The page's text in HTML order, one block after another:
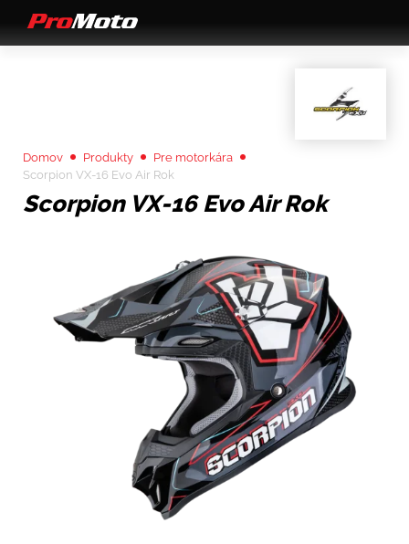
Domov Produkty
Pre motorkára
Scorpion VX-16 Evo Air Rok
Scorpion VX-16 Evo Air Rok